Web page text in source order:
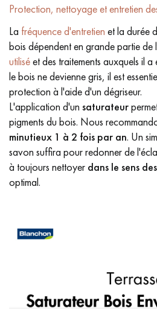
Protection, nettoyage et entretien
La fréquence d'entretien et la durée
bois dépendent en grande partie de
utiliséet des traitements auxquels il
le bois ne devienne gris, il est
protection à l'aide d'un dégriseur.
L'application d'un saturateur
pigments du bois. Nous
minutieux 1 à 2 fois par an. Un
savon suffira pour redonner de
à toujours nettoyer dans le sens
optimal.